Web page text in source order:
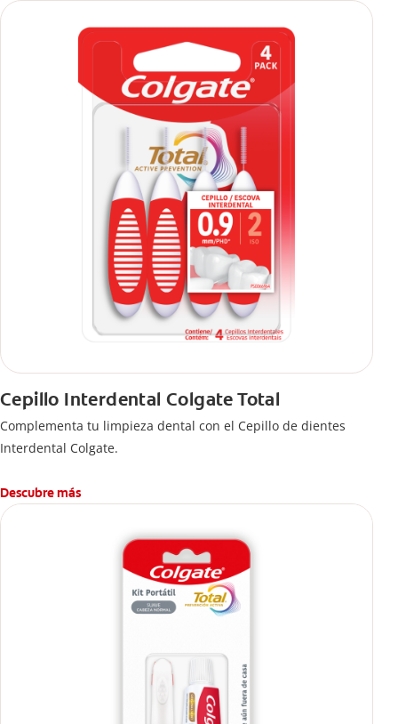
Cepillo Interdental Colgate Total
Complementa tu limpieza dental con el Cepillo de dientes
Interdental Colgate.
Descubre más